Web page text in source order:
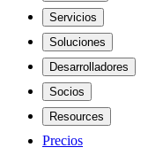
Servicios
Soluciones
Desarrolladores
Socios
Resources
Precios